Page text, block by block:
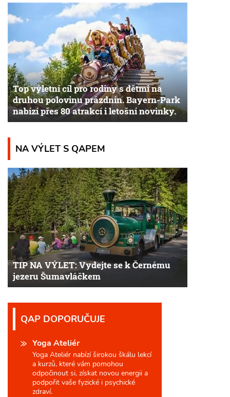
Top výletní cíl pro rodiny s dětmi na
druhou polovinu prázdnin. Bayern-Park
nabízí přes 80 atrakcí i letošní novinky.
NA VÝLET S QAPEM
TIP NA VÝLET: Vydejte se k Černému
jezeru Šumavláčkem
QAP DOPORUČUJE
Yoga Ateliér
Yoga Ateliér nabízí širokou škálu lekcí
a kurzů, které vám pomohou
odpočinout si, získat novou energii a
podpořit vaše fyzické i psychické
zdraví.